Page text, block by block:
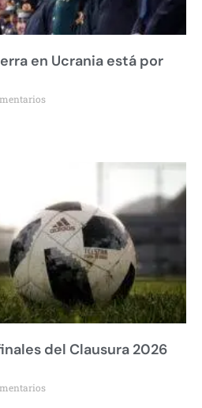
en Ucrania está por
del Clausura 2026